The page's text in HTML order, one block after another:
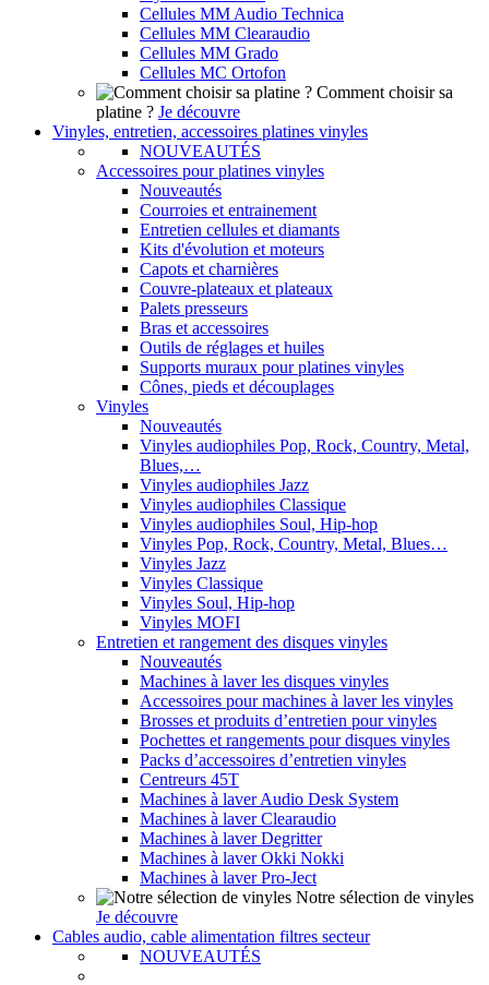
Cellules MM Audio Technica
Cellules MM Clearaudio
Cellules MM Grado
Cellules MC Ortofon
Comment choisir sa
platine ? Je découvre
Vinyles, entretien, accessoires platines vinyles
NOUVEAUTÉS
Accessoires pour platines vinyles
Nouveautés
Courroies et entrainement
Entretien cellules et diamants
Kits d'évolution et moteurs
Capots et charnières
Couvre-plateaux et plateaux
Palets presseurs
Bras et accessoires
Outils de réglages et huiles
Supports muraux pour platines vinyles
Cônes, pieds et découplages
Vinyles
Nouveautés
Vinyles audiophiles Pop, Rock, Country, Metal,
Blues,…
Vinyles audiophiles Jazz
Vinyles audiophiles Classique
Vinyles audiophiles Soul, Hip-hop
Vinyles Pop, Rock, Country, Metal, Blues…
Vinyles Jazz
Vinyles Classique
Vinyles Soul, Hip-hop
Vinyles MOFI
Entretien et rangement des disques vinyles
Nouveautés
Machines à laver les disques vinyles
Accessoires pour machines à laver les vinyles
Brosses et produits d’entretien pour vinyles
Pochettes et rangements pour disques vinyles
Packs d’accessoires d’entretien vinyles
Centreurs 45T
Machines à laver Audio Desk System
Machines à laver Clearaudio
Machines à laver Degritter
Machines à laver Okki Nokki
Machines à laver Pro-Ject
Notre sélection de vinyles
Je découvre
Cables audio, cable alimentation filtres secteur
NOUVEAUTÉS